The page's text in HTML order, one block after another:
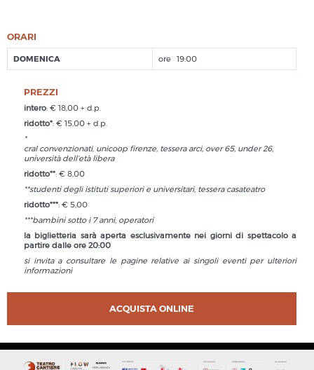
ORARI
DOMENICA 19:00
PREZZI
intero: € 18,00 + d.p.
ridotto*: € 15,00 + d.p.
*
cral convenzionati, unicoop firenze, tessera arci, over 65, under 26,
università dell’età libera
ridotto**: € 8,00
**studenti degli istituti superiori e universitari, tessera casateatro
ridotto***: € 5,00
***bambini sotto i 7 anni, operatori
la biglietteria sarà aperta esclusivamente nei giorni di spettacolo a
partire dalle ore 20:00
si invita a consultare le pagine relative ai singoli eventi per ulteriori
informazioni
ACQUISTA ONLINE